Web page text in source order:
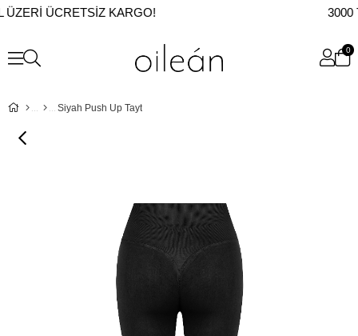
ÜCRETSIZ KARGO! 3000
0
Siyah Push Up Tayt